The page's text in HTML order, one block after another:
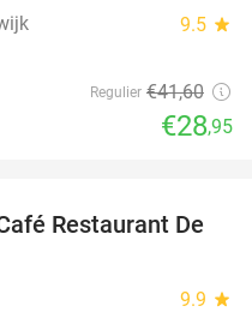
9.5 star
Regulier €41,60
€28,95
30%
Restaurant De
9.9 star